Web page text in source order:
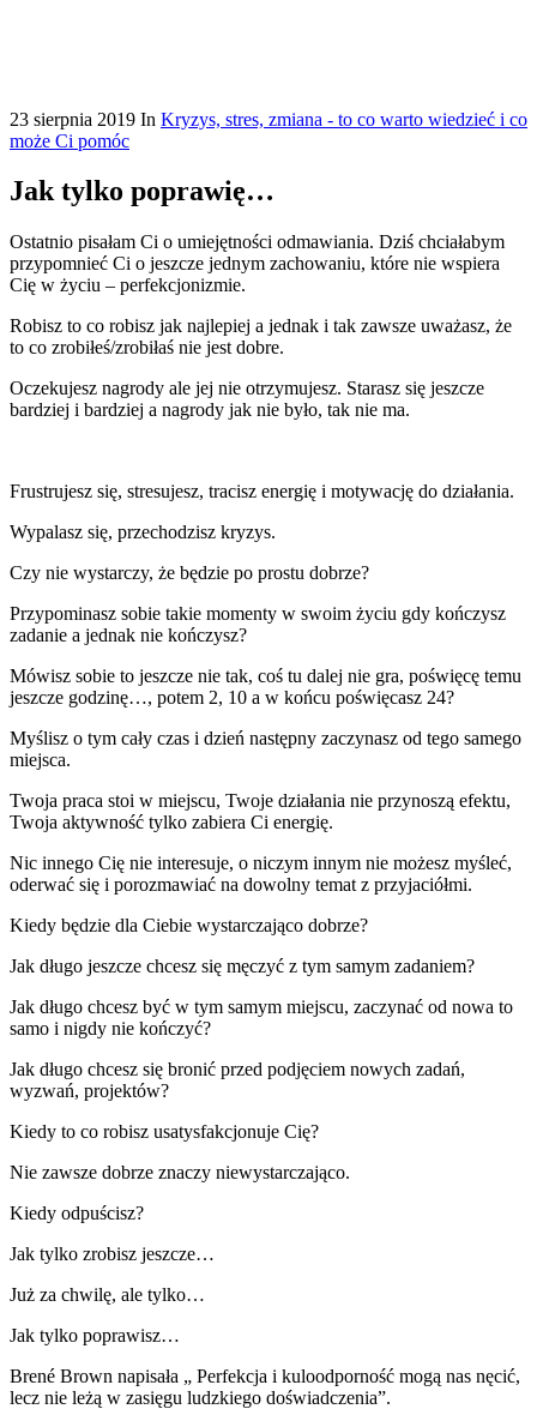
23 sierpnia 2019 In Kryzys, stres, zmiana - to co warto wiedzieć i co
może Ci pomóc
Jak tylko poprawię…
Ostatnio pisałam Ci o umiejętności odmawiania. Dziś chciałabym
przypomnieć Ci o jeszcze jednym zachowaniu, które nie wspiera
Cię w życiu – perfekcjonizmie.
Robisz to co robisz jak najlepiej a jednak i tak zawsze uważasz, że
to co zrobiłeś/zrobiłaś nie jest dobre.
Oczekujesz nagrody ale jej nie otrzymujesz. Starasz się jeszcze
bardziej i bardziej a nagrody jak nie było, tak nie ma.
Frustrujesz się, stresujesz, tracisz energię i motywację do działania.
Wypalasz się, przechodzisz kryzys.
Czy nie wystarczy, że będzie po prostu dobrze?
Przypominasz sobie takie momenty w swoim życiu gdy kończysz
zadanie a jednak nie kończysz?
Mówisz sobie to jeszcze nie tak, coś tu dalej nie gra, poświęcę temu
jeszcze godzinę…, potem 2, 10 a w końcu poświęcasz 24?
Myślisz o tym cały czas i dzień następny zaczynasz od tego samego
miejsca.
Twoja praca stoi w miejscu, Twoje działania nie przynoszą efektu,
Twoja aktywność tylko zabiera Ci energię.
Nic innego Cię nie interesuje, o niczym innym nie możesz myśleć,
oderwać się i porozmawiać na dowolny temat z przyjaciółmi.
Kiedy będzie dla Ciebie wystarczająco dobrze?
Jak długo jeszcze chcesz się męczyć z tym samym zadaniem?
Jak długo chcesz być w tym samym miejscu, zaczynać od nowa to
samo i nigdy nie kończyć?
Jak długo chcesz się bronić przed podjęciem nowych zadań,
wyzwań, projektów?
Kiedy to co robisz usatysfakcjonuje Cię?
Nie zawsze dobrze znaczy niewystarczająco.
Kiedy odpuścisz?
Jak tylko zrobisz jeszcze…
Już za chwilę, ale tylko…
Jak tylko poprawisz…
Brené Brown napisała „ Perfekcja i kuloodporność mogą nas nęcić,
lecz nie leżą w zasięgu ludzkiego doświadczenia”.